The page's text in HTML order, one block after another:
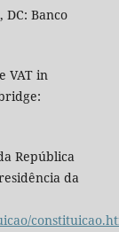
Banco
VAT in
República
da